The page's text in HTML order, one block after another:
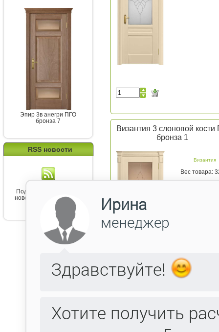
Эпир 3в анегри ПГО
бронза 7
RSS новости
Подпишитесь на канал
новостей от Belorawood
Византия 3 слоновой
бронза 1
Византия
Вес товара:
Византия 3 слоновой